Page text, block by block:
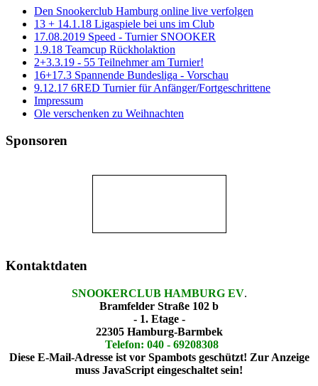
Den Snookerclub Hamburg online live verfolgen
13 + 14.1.18 Ligaspiele bei uns im Club
17.08.2019 Speed - Turnier SNOOKER
1.9.18 Teamcup Rückholaktion
2+3.3.19 - 55 Teilnehmer am Turnier!
16+17.3 Spannende Bundesliga - Vorschau
9.12.17 6RED Turnier für Anfänger/Fortgeschrittene
Impressum
Ole verschenken zu Weihnachten
Sponsoren
Kontaktdaten
SNOOKERCLUB HAMBURG EV.
Bramfelder Straße 102 b
- 1. Etage -
22305 Hamburg-Barmbek
Telefon: 040 - 69208308
Diese E-Mail-Adresse ist vor Spambots geschützt! Zur Anzeige
muss JavaScript eingeschaltet sein!